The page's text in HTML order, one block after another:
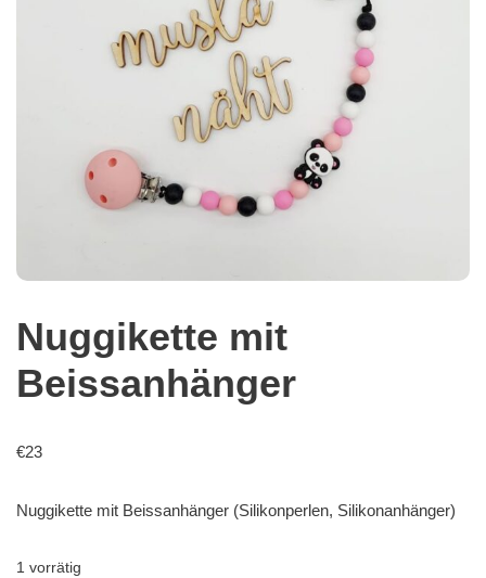
Nuggikette mit
Beissanhänger
€23
Nuggikette mit Beissanhänger (Silikonperlen, Silikonanhänger)
1 vorrätig